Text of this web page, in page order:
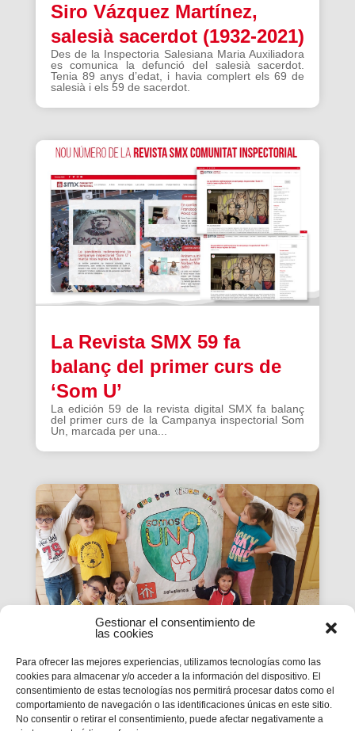
Gestionar el consentimiento de
las cookies
Para ofrecer las mejores experiencias, utilizamos tecnologías como las
cookies para almacenar y/o acceder a la información del dispositivo. El
consentimiento de estas tecnologías nos permitirá procesar datos como el
comportamiento de navegación o las identificaciones únicas en este sitio.
No consentir o retirar el consentimiento, puede afectar negativamente a
Siro Vázquez Martínez,
salesià sacerdot (1932-2021)
Des de la Inspectoria Salesiana Maria Auxiliadora
es comunica la defunció del salesià sacerdot.
Tenia 89 anys d’edat, i havia complert els 69 de
salesià i els 59 de sacerdot.
La Revista SMX 59 fa
balanç del primer curs de
‘Som U’
La edición 59 de la revista digital SMX fa balanç
del primer curs de la Campanya inspectorial Som
Un, marcada per una...
La Revista SMX 59 hace
balance del primer curso de